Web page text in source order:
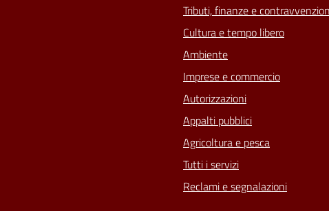
Tributi, finanze e
Cultura e tempo libero
Ambiente
Imprese e commercio
Autorizzazioni
Appalti pubblici
Agricoltura e pesca
Tutti i servizi
Reclami e segnalazioni